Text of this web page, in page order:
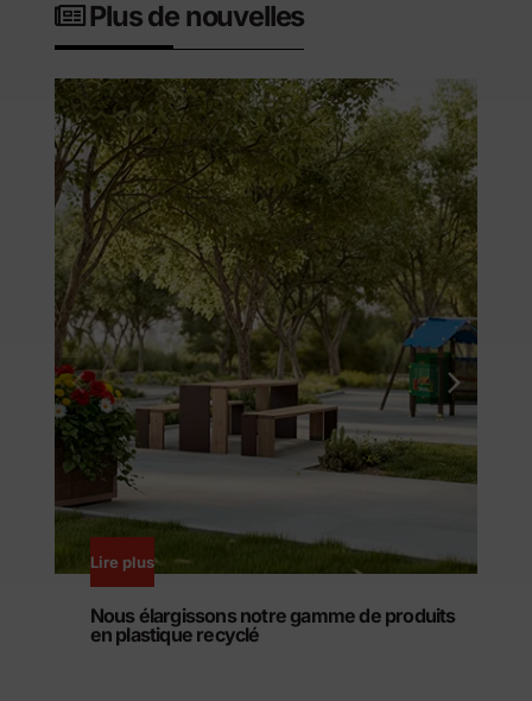
Plus de nouvelles
Lire plus
Nous élargissons notre gamme de produits
en plastique recyclé